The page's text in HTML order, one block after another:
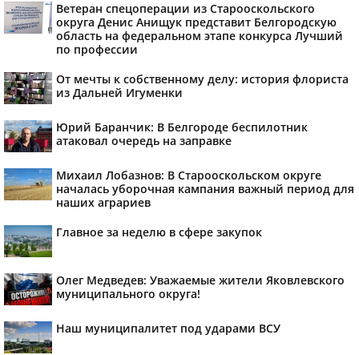
Ветеран спецоперации из Старооскольского
округа Денис Анищук представит Белгородскую
область на федеральном этапе конкурса Лучший
по профессии
От мечты к собственному делу: история флориста
из Дальней Игуменки
Юрий Баранчик: В Белгороде беспилотник
атаковал очередь на заправке
Михаил Лобазнов: В Старооскольском округе
началась уборочная кампания важный период для
наших аграриев
Главное за неделю в сфере закупок
Олег Медведев: Уважаемые жители Яковлевского
муниципального округа!
Наш муниципалитет под ударами ВСУ